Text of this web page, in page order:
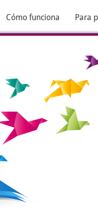
Cómo funciona Para